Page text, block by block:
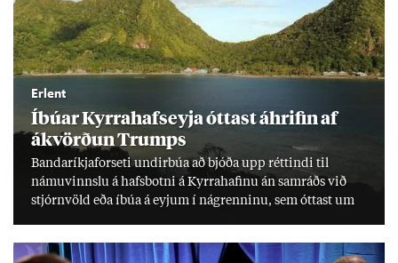
Erlent
Íbú­ar Kyrra­hafs­eyja ótt­ast áhrif­in af
ákvörð­un Trumps
Banda­ríkja­for­seti und­ir­búa að bjóða upp rétt­indi til
námu­vinnslu á hafs­botni á Kyrra­haf­inu án sam­ráðs við
stjórn­völd eða íbúa á eyj­um í ná­grenn­inu, sem ótt­ast um